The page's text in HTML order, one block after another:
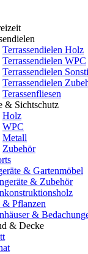
Terrassendielen Holz
Terrassendielen WPC
Terrassendielen
Terrassendielen
Terassenfliesen
& Sichtschutz
Holz
WPC
Metall
Zubehör
& Gartenmöbel
& Zubehör
& Pflanzen
&
& Decke